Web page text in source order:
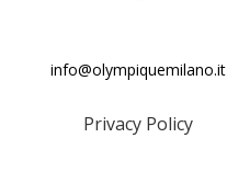
info@olympiquemilano.it
Privacy Policy